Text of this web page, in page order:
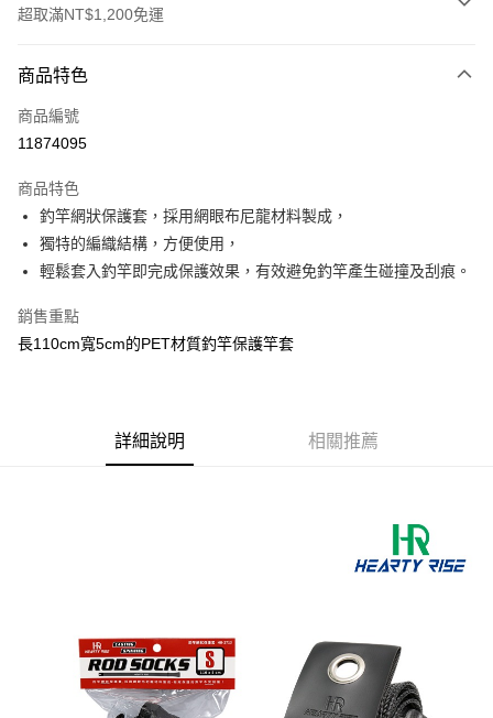
超取滿NT$1,200免運
信用卡一次付款
信用卡分期付款
合作金庫商業銀行
華南商業銀行
彰化商業銀行
上海商業儲蓄銀行
國泰世華商業銀行
兆豐國際商業銀行
匯豐（台灣）商業銀行
聯邦商業銀行
遠東國際商業銀行
台灣樂天信用卡公司
超商取貨付款
Apple Pay
悠遊付
1.本服務由台灣大哥大提供，台灣大哥大用戶可立即使用無須另外申請。
2.付款方式選擇「大哥付你分期」，訂單成立後會自動跳轉到大哥付的交易
4.訂單成立30分鐘內，如未前往確認交易或遇審核未通過，訂單將自動取
消。如遇「轉專審核」未通過狀況，表示未達大哥付你分期系統評分，恕無
醒簡訊。
2.透過簡訊連結打開帳單後，可選擇「超商條碼／台灣大直營門市／銀行轉
帳／街口支付／iPASS MONEY」等通路繳費。
AFTEE先享後付
１．於結帳方式選擇「AFTEE先享後付」後，將跳轉至「AFTEE先享後付」
結帳頁面，進行簡訊認證並確認金額後，即可完成結帳。
２．訂單成立數日內，您將收到繳費通知簡訊。
３．收到繳費通知簡訊後14天內，點擊此簡訊中的連結，可透過四大超商／
全家取貨付款
每筆NT$60，滿NT$1,200(含以上)免運費
付款後全家取貨
商品特色
商品編號
11874095
商品特色
釣竿網狀保護套，採用網眼布尼龍材料製成，
獨特的編織結構，方便使用，
輕鬆套入釣竿即完成保護效果，有效避免釣竿產生碰撞及刮痕。
銷售重點
長110cm寬5cm的PET材質釣竿保護竿套
詳細說明 相關推薦